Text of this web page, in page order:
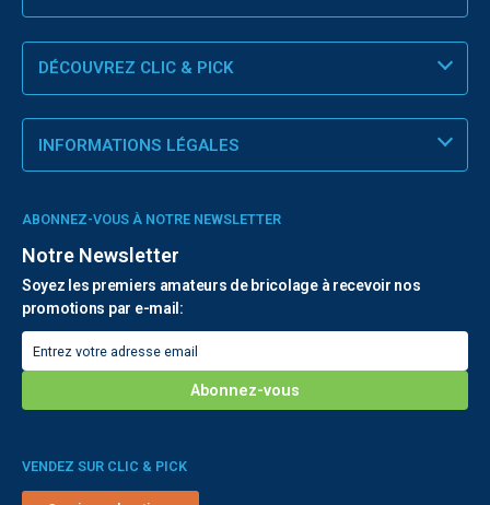
DÉCOUVREZ CLIC & PICK
INFORMATIONS LÉGALES
ABONNEZ-VOUS À NOTRE NEWSLETTER
Notre Newsletter
Soyez les premiers amateurs de bricolage à recevoir nos
promotions par e-mail:
VENDEZ SUR CLIC & PICK